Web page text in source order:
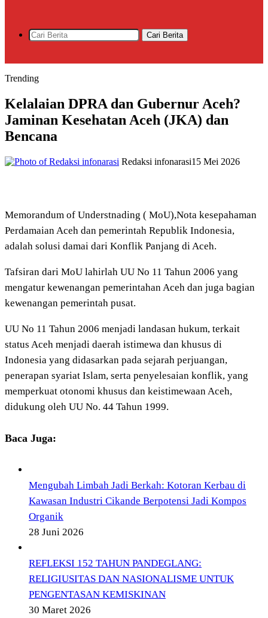
Cari Berita
Trending
Kelalaian DPRA dan Gubernur Aceh?
Jaminan Kesehatan Aceh (JKA) dan
Bencana
Redaksi infonarasi15 Mei 2026
Memorandum of Understnading ( MoU),Nota kesepahaman
Perdamaian Aceh dan pemerintah Republik Indonesia,
adalah solusi damai dari Konflik Panjang di Aceh.
Tafsiran dari MoU lahirlah UU No 11 Tahun 2006 yang
mengatur kewenangan pemerintahan Aceh dan juga bagian
kewenangan pemerintah pusat.
UU No 11 Tahun 2006 menjadi landasan hukum, terkait
status Aceh menjadi daerah istimewa dan khusus di
Indonesia yang didasarkan pada sejarah perjuangan,
penerapan syariat Islam, serta penyelesaian konflik, yang
memperkuat otonomi khusus dan keistimewaan Aceh,
didukung oleh UU No. 44 Tahun 1999.
Baca Juga:
Mengubah Limbah Jadi Berkah: Kotoran Kerbau di
Kawasan Industri Cikande Berpotensi Jadi Kompos
Organik
28 Juni 2026
REFLEKSI 152 TAHUN PANDEGLANG:
RELIGIUSITAS DAN NASIONALISME UNTUK
PENGENTASAN KEMISKINAN
30 Maret 2026